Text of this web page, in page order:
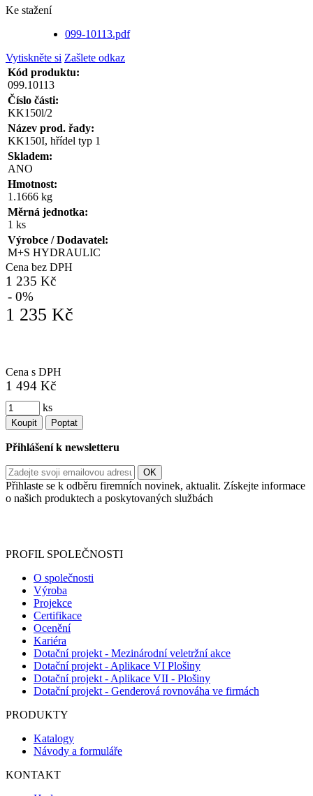
Ke stažení
099-10113.pdf
Vytiskněte si Zašlete odkaz
Kód produktu:
099.10113
Číslo části:
KK150l/2
Název prod. řady:
KK150I, hřídel typ 1
Skladem:
ANO
Hmotnost:
1.1666 kg
Měrná jednotka:
1 ks
Výrobce / Dodavatel:
M+S HYDRAULIC
Cena bez DPH
1 235 Kč
- 0%
1 235 Kč
Cena s DPH
1 494 Kč
ks
Koupit Poptat
Přihlášení k newsletteru
Přihlaste se k odběru firemních novinek, aktualit. Získejte informace
o našich produktech a poskytovaných službách
PROFIL SPOLEČNOSTI
O společnosti
Výroba
Projekce
Certifikace
Ocenění
Kariéra
Dotační projekt - Mezinárodní veletržní akce
Dotační projekt - Aplikace VI Plošiny
Dotační projekt - Aplikace VII - Plošiny
Dotační projekt - Genderová rovnováha ve firmách
PRODUKTY
Katalogy
Návody a formuláře
KONTAKT